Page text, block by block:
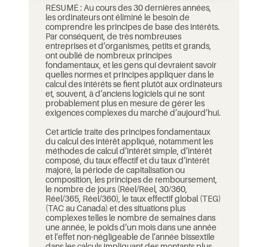
RÉSUMÉ : Au cours des 30 dernières années,
les ordinateurs ont éliminé le besoin de
comprendre les principes de base des intérêts.
Par conséquent, de très nombreuses
entreprises et d’organismes, petits et grands,
ont oublié de nombreux principes
fondamentaux, et les gens qui devraient savoir
quelles normes et principes appliquer dans le
calcul des intérêts se fient plutôt aux ordinateurs
et, souvent, à d’anciens logiciels qui ne sont
probablement plus en mesure de gérer les
exigences complexes du marché d’aujourd’hui.
Cet article traite des principes fondamentaux
du calcul des intérêt appliqué, notamment les
méthodes de calcul d’intérêt simple, d’intérêt
composé, du taux effectif et du taux d’intérêt
majoré, la période de capitalisation ou
composition, les principes de remboursement,
le nombre de jours (Réel/Réel, 30/360,
Réel/365, Réel/360), le taux effectif global (TEG)
(TAC au Canada) et des situations plus
complexes telles le nombre de semaines dans
une année, le poids d’un mois dans une année
et l’effet non-négligeable de l’année bissextile